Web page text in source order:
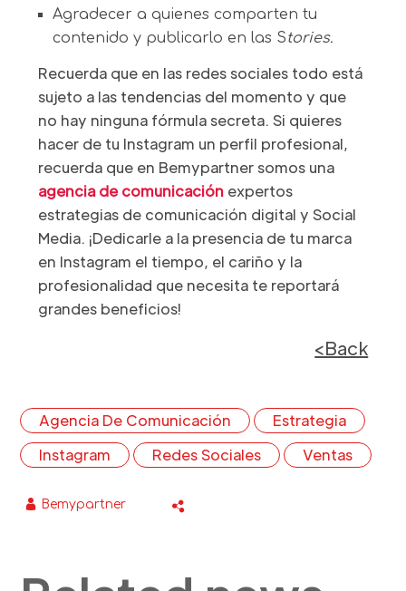
Agradecer a quienes comparten tu
contenido y publicarlo en las Stories.
Recuerda que en las redes sociales todo está
sujeto a las tendencias del momento y que
no hay ninguna fórmula secreta. Si quieres
hacer de tu Instagram un perfil profesional,
recuerda que en Bemypartner somos una
agencia de comunicaciónexpertos
estrategias de comunicación digital y Social
Media. ¡Dedicarle a la presencia de tu marca
en Instagram el tiempo, el cariño y la
profesionalidad que necesita te reportará
grandes beneficios!
<Back
Agencia De Comunicación
Estrategia
Instagram
Redes Sociales Ventas
Bemypartner